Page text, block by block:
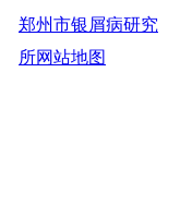
郑州市银屑病研究
所网站地图